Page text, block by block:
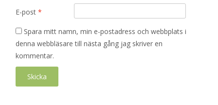
E-post *
Spara mitt namn, min e-postadress och webbplats i
denna webbläsare till nästa gång jag skriver en
kommentar.